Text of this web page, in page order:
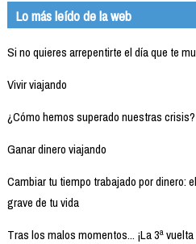
Lo más leído de la web
Si no quieres arrepentirte el día que te
Vivir viajando
¿Cómo hemos superado nuestras crisis?
Ganar dinero viajando
Cambiar tu tiempo trabajado por dinero:
grave de tu vida
Tras los malos momentos... ¡La 3ª